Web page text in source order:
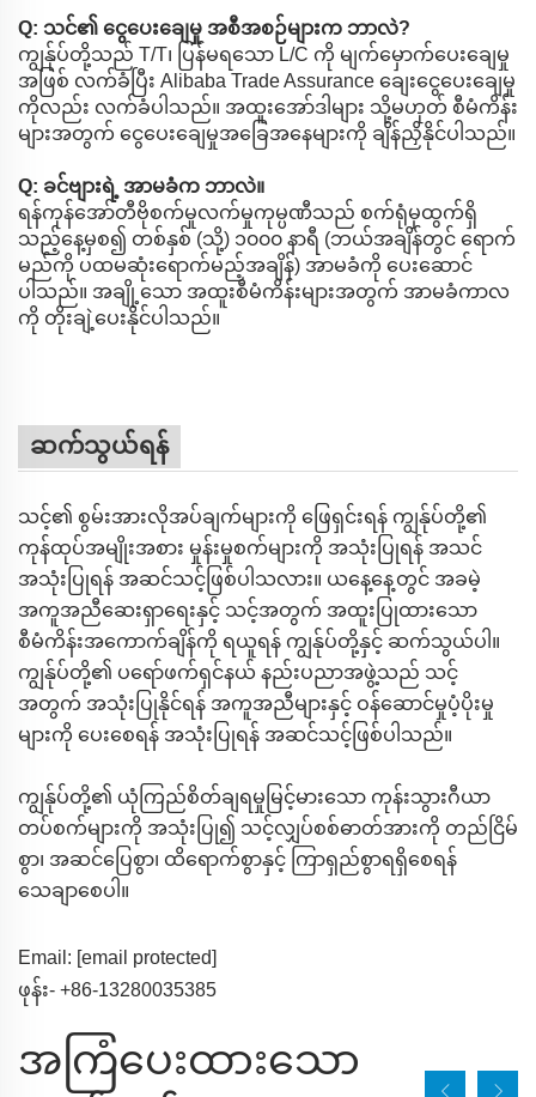
Q: သင်၏ ငွေပေးချေမှု အစီအစဉ်များက ဘာလဲ?
ကျွန်ုပ်တို့သည် T/T၊ ပြန်မရသော L/C ကို မျက်မှောက်ပေးချေမှု
အဖြစ် လက်ခံပြီး Alibaba Trade Assurance ချေးငွေပေးချေမှု
ကိုလည်း လက်ခံပါသည်။ အထူးအော်ဒါများ သို့မဟုတ် စီမံကိန်း
များအတွက် ငွေပေးချေမှုအခြေအနေများကို ချိန်ညှိနိုင်ပါသည်။
Q: ခင်ဗျားရဲ့ အာမခံက ဘာလဲ။
ရန်ကုန်အော်တီဗိုစက်မှုလက်မှုကုမ္ပဏီသည် စက်ရုံမှထွက်ရှိ
သည့်နေ့မှစ၍ တစ်နှစ် (သို့) ၁၀၀၀ နာရီ (ဘယ်အချိန်တွင် ရောက်
မည်ကို ပထမဆုံးရောက်မည့်အချိန်) အာမခံကို ပေးဆောင်
ပါသည်။ အချို့သော အထူးစီမံကိန်းများအတွက် အာမခံကာလ
ကို တိုးချဲ့ပေးနိုင်ပါသည်။
ဆက်သွယ်ရန်
သင့်၏ စွမ်းအားလိုအပ်ချက်များကို ဖြေရှင်းရန် ကျွန်ုပ်တို့၏
ကုန်ထုပ်အမျိုးအစား မှုန်းမှုစက်များကို အသုံးပြုရန် အသင်
အသုံးပြုရန် အဆင်သင့်ဖြစ်ပါသလား။ ယနေ့နေ့တွင် အခမဲ့
အကူအညီဆေးရှာရေးနှင့် သင့်အတွက် အထူးပြုထားသော
စီမံကိန်းအကောက်ချိန်ကို ရယူရန် ကျွန်ုပ်တို့နှင့် ဆက်သွယ်ပါ။
ကျွန်ုပ်တို့၏ ပရော်ဖက်ရှင်နယ် နည်းပညာအဖွဲ့သည် သင့်
အတွက် အသုံးပြုနိုင်ရန် အကူအညီများနှင့် ဝန်ဆောင်မှုပံ့ပိုးမှု
များကို ပေးစေရန် အသုံးပြုရန် အဆင်သင့်ဖြစ်ပါသည်။
ကျွန်ုပ်တို့၏ ယုံကြည်စိတ်ချရမှုမြင့်မားသော ကုန်းသွားဂီယာ
တပ်စက်များကို အသုံးပြု၍ သင့်လျှပ်စစ်ဓာတ်အားကို တည်ငြိမ်
စွာ၊ အဆင်ပြေစွာ၊ ထိရောက်စွာနှင့် ကြာရှည်စွာရရှိစေရန်
သေချာစေပါ။
Email: [email protected]
ဖုန်း- +86-13280035385
အကြံပေးထားသော